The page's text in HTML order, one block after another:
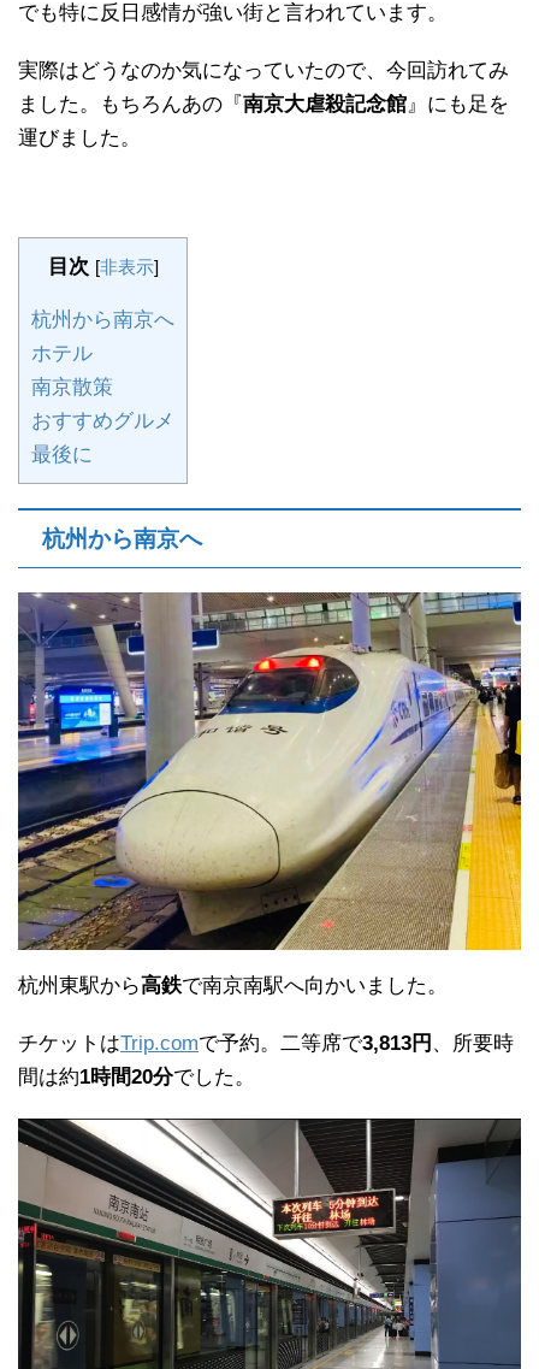
でも特に反日感情が強い街と言われています。
実際はどうなのか気になっていたので、今回訪れてみ
ました。もちろんあの『南京大虐殺記念館』にも足を
運びました。
目次 [非表示]
杭州から南京へ
ホテル
南京散策
おすすめグルメ
最後に
杭州から南京へ
杭州東駅から高鉄で南京南駅へ向かいました。
チケットはTrip.comで予約。二等席で3,813円 、所要時
間は約1時間20分でした。